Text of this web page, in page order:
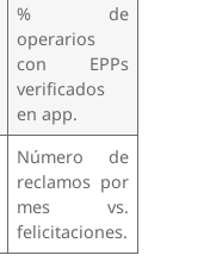
% de
operarios
con EPPs
verificados
en app.
Número de
reclamos por
mes vs.
felicitaciones.